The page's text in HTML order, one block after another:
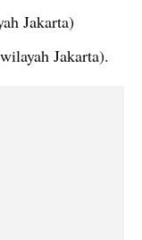
Jakarta)
Jakarta).